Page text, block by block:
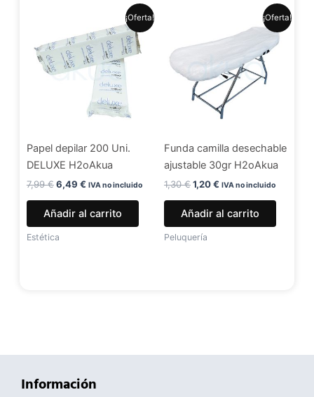
¡Oferta!
Papel depilar 200 Uni.
DELUXE H2oAkua
7,99€
original
era:
7,99 €.
6,49 €
actual
es:
6,49 €.
IVA no incluido
Añadir al carrito
Estética
¡Oferta!
Funda camilla desechable
ajustable 30gr H2oAkua
1,30€
original
era:
1,20€
actual
1,20 €.
IVA no incluido
Añadir al carrito
Peluquería
Información